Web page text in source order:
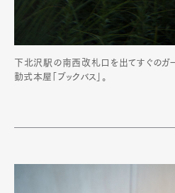
下北沢駅の南西改札口を出てすぐのガ
動式本屋「ブックバス」。